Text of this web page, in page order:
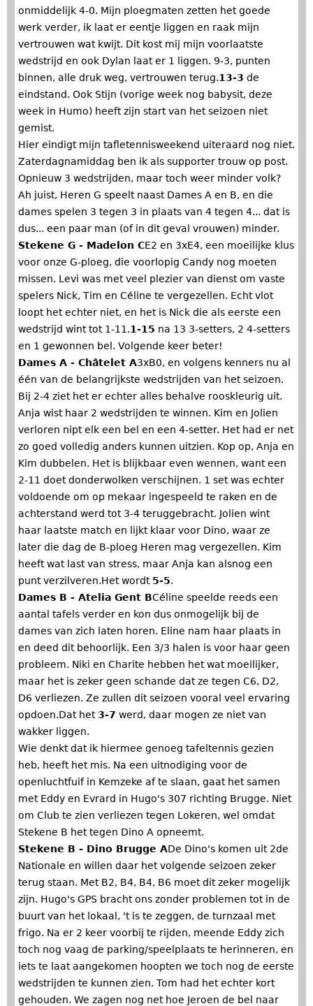
onmiddelijk 4-0. Mijn ploegmaten zetten het goede
werk verder, ik laat er eentje liggen en raak mijn
vertrouwen wat kwijt. Dit kost mij mijn voorlaatste
wedstrijd en ook Dylan laat er 1 liggen. 9-3, punten
binnen, alle druk weg, vertrouwen terug.13-3 de
eindstand. Ook Stijn (vorige week nog babysit, deze
week in Humo) heeft zijn start van het seizoen niet
gemist.
Hier eindigt mijn tafletennisweekend uiteraard nog niet.
Zaterdagnamiddag ben ik als supporter trouw op post.
Opnieuw 3 wedstrijden, maar toch weer minder volk?
Ah juist, Heren G speelt naast Dames A en B, en die
dames spelen 3 tegen 3 in plaats van 4 tegen 4... dat is
dus... een paar man (of in dit geval vrouwen) minder.
Stekene G - Madelon CE2 en 3xE4, een moeilijke klus
voor onze G-ploeg, die voorlopig Candy nog moeten
missen. Levi was met veel plezier van dienst om vaste
spelers Nick, Tim en Céline te vergezellen. Echt vlot
loopt het echter niet, en het is Nick die als eerste een
wedstrijd wint tot 1-11.1-15 na 13 3-setters, 2 4-setters
en 1 gewonnen bel. Volgende keer beter!
Dames A - Châtelet A3xB0, en volgens kenners nu al
één van de belangrijkste wedstrijden van het seizoen.
Bij 2-4 ziet het er echter alles behalve rooskleurig uit.
Anja wist haar 2 wedstrijden te winnen. Kim en Jolien
verloren nipt elk een bel en een 4-setter. Het had er net
zo goed volledig anders kunnen uitzien. Kop op, Anja en
Kim dubbelen. Het is blijkbaar even wennen, want een
2-11 doet donderwolken verschijnen. 1 set was echter
voldoende om op mekaar ingespeeld te raken en de
achterstand werd tot 3-4 teruggebracht. Jolien wint
haar laatste match en lijkt klaar voor Dino, waar ze
later die dag de B-ploeg Heren mag vergezellen. Kim
heeft wat last van stress, maar Anja kan alsnog een
punt verzilveren.Het wordt 5-5.
Dames B - Atelia Gent BCéline speelde reeds een
aantal tafels verder en kon dus onmogelijk bij de
dames van zich laten horen. Eline nam haar plaats in
en deed dit behoorlijk. Een 3/3 halen is voor haar geen
probleem. Niki en Charite hebben het wat moeilijker,
maar het is zeker geen schande dat ze tegen C6, D2,
D6 verliezen. Ze zullen dit seizoen vooral veel ervaring
opdoen.Dat het 3-7 werd, daar mogen ze niet van
wakker liggen.
Wie denkt dat ik hiermee genoeg tafeltennis gezien
heb, heeft het mis. Na een uitnodiging voor de
openluchtfuif in Kemzeke af te slaan, gaat het samen
met Eddy en Evrard in Hugo's 307 richting Brugge. Niet
om Club te zien verliezen tegen Lokeren, wel omdat
Stekene B het tegen Dino A opneemt.
Stekene B - Dino Brugge ADe Dino's komen uit 2de
Nationale en willen daar het volgende seizoen zeker
terug staan. Met B2, B4, B4, B6 moet dit zeker mogelijk
zijn. Hugo's GPS bracht ons zonder problemen tot in de
buurt van het lokaal, 't is te zeggen, de turnzaal met
frigo. Na er 2 keer voorbij te rijden, meende Eddy zich
toch nog vaag de parking/speelplaats te herinneren, en
iets te laat aangekomen hoopten we toch nog de eerste
wedstrijden te kunnen zien. Tom had het echter kort
gehouden. We zagen nog net hoe Jeroen de bel naar